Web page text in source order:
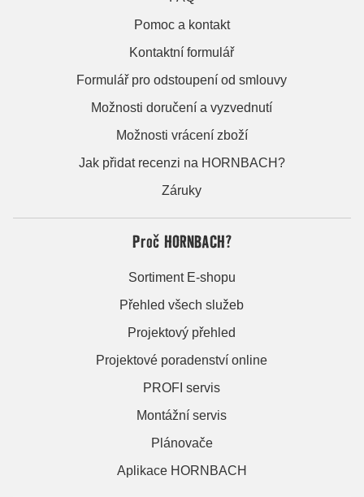
Pomoc a kontakt
Kontaktní formulář
Formulář pro odstoupení od smlouvy
Možnosti doručení a vyzvednutí
Možnosti vrácení zboží
Jak přidat recenzi na HORNBACH?
Záruky
Proč HORNBACH?
Sortiment E-shopu
Přehled všech služeb
Projektový přehled
Projektové poradenství online
PROFI servis
Montážní servis
Plánovače
Aplikace HORNBACH